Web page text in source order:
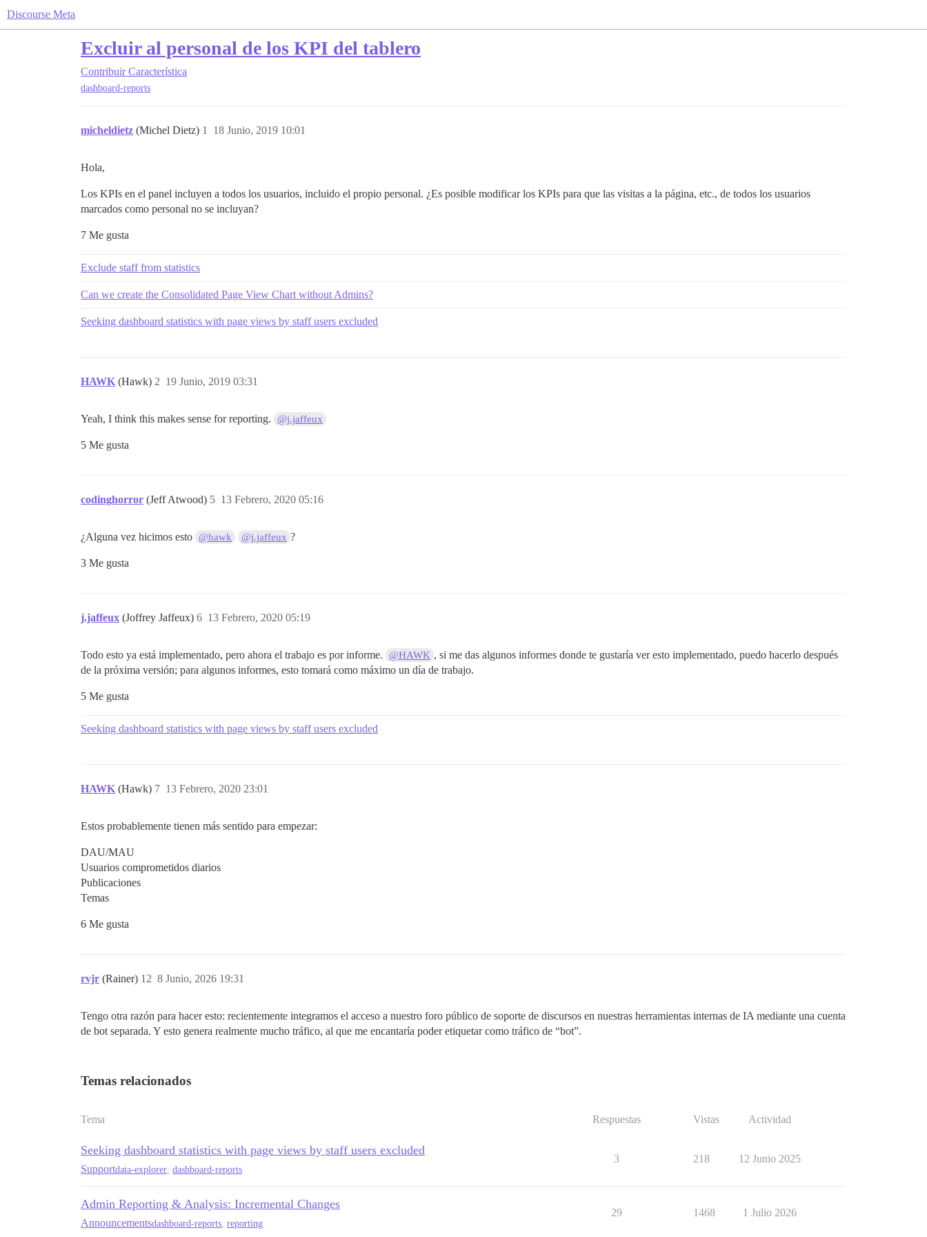
Discourse Meta
Excluir al personal de los KPI del tablero
Contribuir Característica
dashboard-reports
micheldietz (Michel Dietz) 18 Junio, 2019 10:01
1
Hola,
Los KPIs en el panel incluyen a todos los usuarios, incluido el propio personal. ¿Es posible modificar los KPIs para que las visitas a la página, etc., de todos los usuarios
marcados como personal no se incluyan?
7 Me gusta
Exclude staff from statistics
Can we create the Consolidated Page View Chart without Admins?
Seeking dashboard statistics with page views by staff users excluded
HAWK (Hawk) 19 Junio, 2019 03:31
2
Yeah, I think this makes sense for reporting. @j.jaffeux
5 Me gusta
codinghorror (Jeff Atwood) 13 Febrero, 2020 05:16
5
¿Alguna vez hicimos esto @hawk @j.jaffeux ?
3 Me gusta
j.jaffeux (Joffrey Jaffeux) 13 Febrero, 2020 05:19
6
Todo esto ya está implementado, pero ahora el trabajo es por informe. @HAWK , si me das algunos informes donde te gustaría ver esto implementado, puedo hacerlo después
de la próxima versión; para algunos informes, esto tomará como máximo un día de trabajo.
5 Me gusta
Seeking dashboard statistics with page views by staff users excluded
HAWK (Hawk) 13 Febrero, 2020 23:01
7
Estos probablemente tienen más sentido para empezar:
DAU/MAU
Usuarios comprometidos diarios
Publicaciones
Temas
6 Me gusta
rvjr (Rainer) 8 Junio, 2026 19:31
12
Tengo otra razón para hacer esto: recientemente integramos el acceso a nuestro foro público de soporte de discursos en nuestras herramientas internas de IA mediante una cuenta
de bot separada. Y esto genera realmente mucho tráfico, al que me encantaría poder etiquetar como tráfico de “bot”.
Temas relacionados
Tema Respuestas Vistas Actividad
Seeking dashboard statistics with page views by staff users excluded
Supportdata-explorer dashboard-reports
3 218 12 Junio 2025
Admin Reporting & Analysis: Incremental Changes
Announcementsdashboard-reports reporting
29 1468 1 Julio 2026